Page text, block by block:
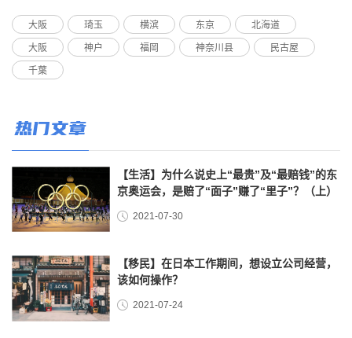
大阪 琦玉 横滨 东京 北海道
大阪 神户 福岡 神奈川县 民古屋
千葉
热门文章
【生活】为什么说史上“最贵”及“最赔钱”的东
京奥运会，是赔了“面子”赚了“里子”？（上）
2021-07-30
【移民】在日本工作期间，想设立公司经营，
该如何操作？
2021-07-24